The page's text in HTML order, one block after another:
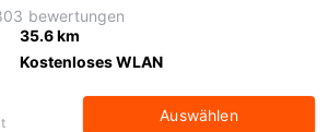
bewertungen
35.6 km
Kostenloses WLAN
Auswählen